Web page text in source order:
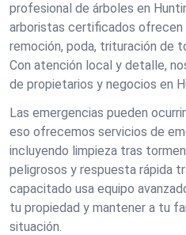
profesional de árboles en
arboristas certificados
remoción, poda, trituración de
Con atención local y detalle,
de propietarios y negocios en
Las emergencias pueden
eso ofrecemos servicios de
incluyendo limpieza tras
peligrosos y respuesta rápida
capacitado usa equipo
tu propiedad y mantener a tu
situación.